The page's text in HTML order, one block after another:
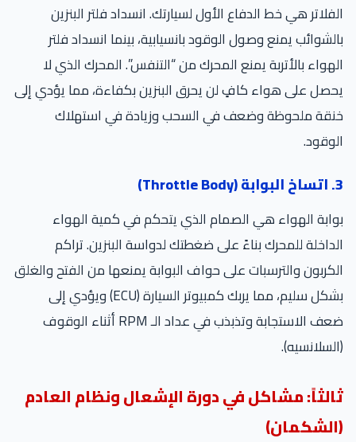
الفلاتر هي خط الدفاع الأول لسيارتك. انسداد فلتر البنزين
بالشوائب يمنع وصول الوقود بانسيابية، بينما انسداد فلتر
الهواء بالأتربة يمنع المحرك من “التنفس”. المحرك الذي لا
يحصل على هواء كافٍ لن يحرق البنزين بكفاءة، مما يؤدي إلى
خنقة ملحوظة وضعف في السحب وزيادة في استهلاك
الوقود.
3. اتساخ البوابة (Throttle Body)
بوابة الهواء هي الصمام الذي يتحكم في كمية الهواء
الداخلة للمحرك بناءً على ضغطتك لدواسة البنزين. تراكم
الكربون والترسبات على حواف البوابة يمنعها من الفتح والغلق
بشكل سليم، مما يربك كمبيوتر السيارة (ECU) ويؤدي إلى
ضعف الاستجابة وتذبذب في عداد الـ RPM أثناء الوقوف
(السلانسيه).
ثالثاً: مشاكل في دورة الإشعال ونظام العادم
(الشكمان)